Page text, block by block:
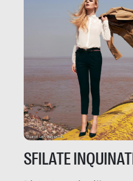
quale e come.
SFILATE